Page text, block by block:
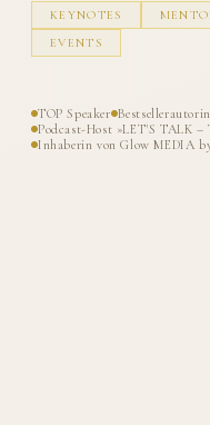
KEYNOTES
EVENTS
TOP Speaker Bestsellerautorin
Podcast-Host »LET'S TALK –
Inhaberin von Glow MEDIA